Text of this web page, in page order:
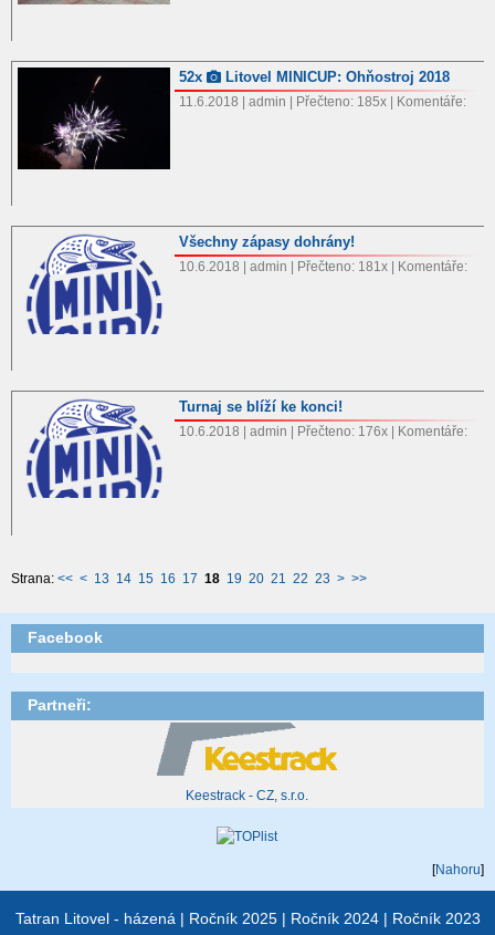
52x Litovel MINICUP: Ohňostroj 2018
11.6.2018 | admin | Přečteno: 185x | Komentáře:
Všechny zápasy dohrány!
10.6.2018 | admin | Přečteno: 181x | Komentáře:
Turnaj se blíží ke konci!
10.6.2018 | admin | Přečteno: 176x | Komentáře:
Strana: << < 13 14 15 16 17 18 19 20 21 22 23 > >>
Facebook
Partneři:
Keestrack - CZ, s.r.o.
[Nahoru]
Tatran Litovel - házená | Ročník 2025| Ročník 2024| Ročník 2023